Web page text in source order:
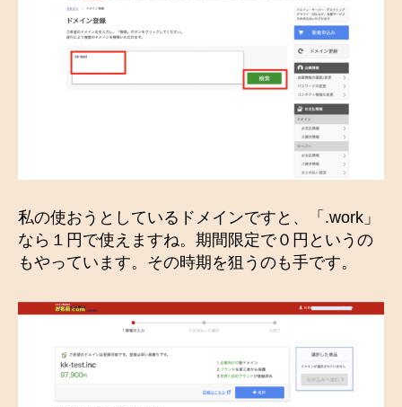
私の使おうとしているドメインですと、「.work」
なら１円で使えますね。期間限定で０円というの
もやっています。その時期を狙うのも手です。